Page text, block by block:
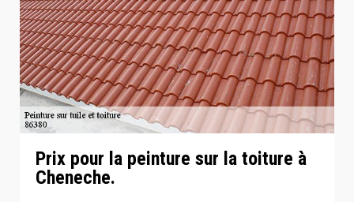
Prix pour la peinture sur la toiture à
Cheneche.